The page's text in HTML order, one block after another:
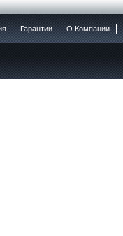
Гарантии O Компании